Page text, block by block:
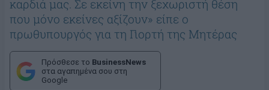
καρδιά μας. Σε εκείνη την ξεχωριστή θέση
που μόνο εκείνες αξίζουν» είπε ο
πρωθυπουργός για τη Γιορτή της Μητέρας
Πρόσθεσε το BusinessNews
στα αγαπημένα σου στη
Google